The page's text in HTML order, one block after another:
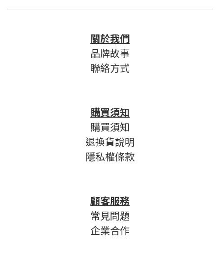
關於我們
品牌故事
聯絡方式
購買須知
購買須知
退換貨說明
隱私權條款
顧客服務
常見問題
企業合作